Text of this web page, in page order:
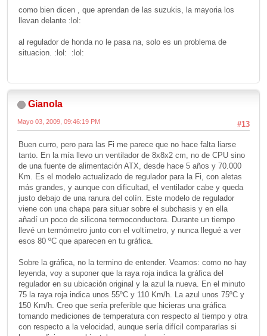
como bien dicen , que aprendan de las suzukis, la mayoria los
llevan delante :lol:
al regulador de honda no le pasa na, solo es un problema de
situacion. :lol: :lol:
Gianola
#13
Mayo 03, 2009, 09:46:19 PM
Buen curro, pero para las Fi me parece que no hace falta liarse
tanto. En la mía llevo un ventilador de 8x8x2 cm, no de CPU sino
de una fuente de alimentación ATX, desde hace 5 años y 70.000
Km. Es el modelo actualizado de regulador para la Fi, con aletas
más grandes, y aunque con dificultad, el ventilador cabe y queda
justo debajo de una ranura del colín. Este modelo de regulador
viene con una chapa para situar sobre el subchasis y en ella
añadí un poco de silicona termoconductora. Durante un tiempo
llevé un termómetro junto con el voltímetro, y nunca llegué a ver
esos 80 ºC que aparecen en tu gráfica.
Sobre la gráfica, no la termino de entender. Veamos: como no hay
leyenda, voy a suponer que la raya roja indica la gráfica del
regulador en su ubicación original y la azul la nueva. En el minuto
75 la raya roja indica unos 55ºC y 110 Km/h. La azul unos 75ºC y
150 Km/h. Creo que sería preferible que hicieras una gráfica
tomando mediciones de temperatura con respecto al tiempo y otra
con respecto a la velocidad, aunque sería difícil compararlas si